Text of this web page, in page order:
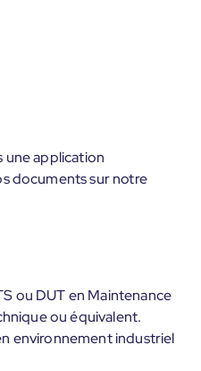
une application
documents sur notre
ou DUT en Maintenance
ou équivalent.
environnement industriel